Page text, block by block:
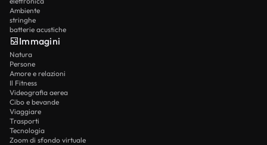
Ambiente
stringhe
batterie acustiche
Immagini
Natura
Persone
Amore e relazioni
Il Fitness
Videografia aerea
Cibo e bevande
Viaggiare
Trasporti
Tecnologia
Zoom di sfondo virtuale